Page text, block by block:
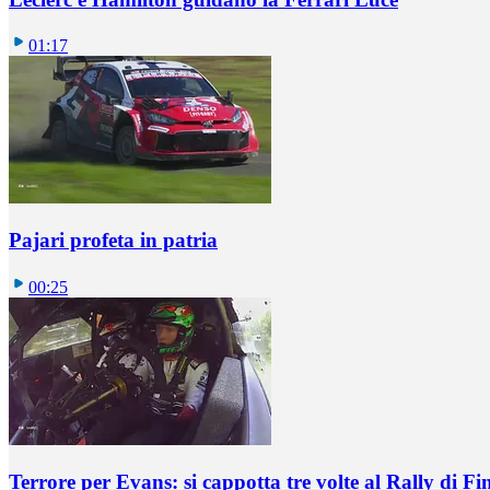
01:17
Pajari profeta in patria
00:25
Terrore per Evans: si cappotta tre volte al Rally di